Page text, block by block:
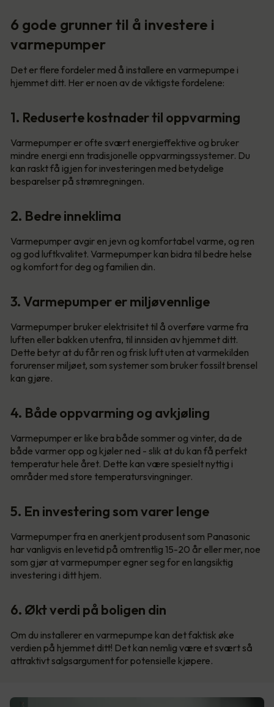
6 gode grunner til å investere i
varmepumper
Det er flere fordeler med å installere en varmepumpe i
hjemmet ditt. Her er noen av de viktigste fordelene:
1. Reduserte kostnader til oppvarming
Varmepumper er ofte svært energieffektive og bruker
mindre energi enn tradisjonelle oppvarmingssystemer. Du
kan raskt få igjen for investeringen med betydelige
besparelser på strømregningen.
2. Bedre inneklima
Varmepumper avgir en jevn og komfortabel varme, og ren
og god luftkvalitet. Varmepumper kan bidra til bedre helse
og komfort for deg og familien din.
3. Varmepumper er miljøvennlige
Varmepumper bruker elektrisitet til å overføre varme fra
luften eller bakken utenfra, til innsiden av hjemmet ditt.
Dette betyr at du får ren og frisk luft uten at varmekilden
forurenser miljøet, som systemer som bruker fossilt brensel
kan gjøre.
4. Både oppvarming og avkjøling
Varmepumper er like bra både sommer og vinter, da de
både varmer opp og kjøler ned - slik at du kan få perfekt
temperatur hele året. Dette kan være spesielt nyttig i
områder med store temperatursvingninger.
5. En investering som varer lenge
Varmepumper fra en anerkjent produsent som Panasonic
har vanligvis en levetid på omtrentlig 15-20 år eller mer, noe
som gjør at varmepumper egner seg for en langsiktig
investering i ditt hjem.
6. Økt verdi på boligen din
Om du installerer en varmepumpe kan det faktisk øke
verdien på hjemmet ditt! Det kan nemlig være et svært så
attraktivt salgsargument for potensielle kjøpere.